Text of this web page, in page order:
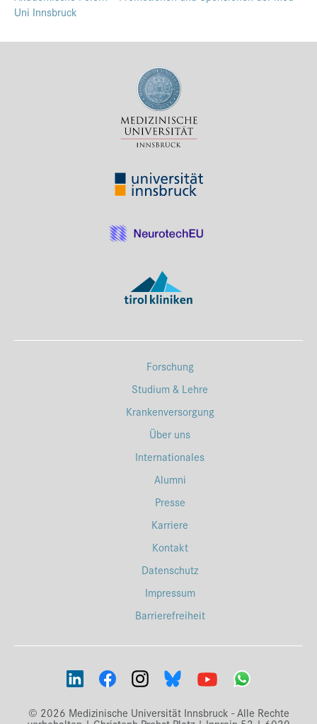
Uni Innsbruck
Forschung
Studium & Lehre
Krankenversorgung
Über uns
Internationales
Alumni
Presse
Karriere
Kontakt
Datenschutz
Impressum
Barrierefreiheit
© 2026 Medizinische Universität Innsbruck - Alle Rechte